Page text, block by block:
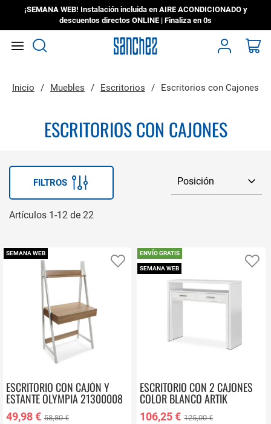
¡SEMANA WEB! Instalación incluida en AIRE ACONDICIONADO y
descuentos directos ONLINE | Finaliza en 0s
Inicio Muebles Escritorios Escritorios con Cajones
ESCRITORIOS CON CAJONES
FILTROS
Artículos 1-12 de 22
SEMANA WEB
Añadir a favoritos
ESCRITORIO CON CAJÓN Y
ESTANTE OLYMPIA 21300008
49,98 € 58,80 €
ENVÍO GRATIS
SEMANA WEB
ESCRITORIO CON 2 CAJONES
COLOR BLANCO ARTIK
004582A
106,25 € 125,00 €